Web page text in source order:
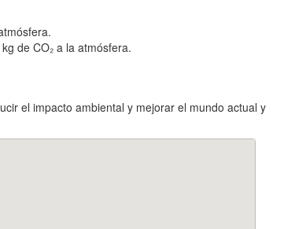
de CO₂ a la atmósfera.
el impacto ambiental y mejorar el mundo actual y